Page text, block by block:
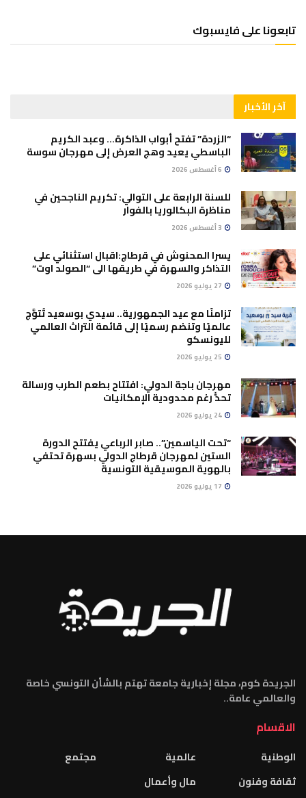
تابعونا على فايسبوك
آخر الأخبار
“الزردة” تفتح أبواب الذاكرة… وعبد الكريم
الباسطي يعيد وهج العرض إلى مهرجان سوسة
للسنة الرابعة على التوالي: تكريم الناجحين في
مناظرة البكالوريا بالفوار
يسرا المحنوش في قرطاج:اقبال استثنائي على
التذاكر والسهرة في طريقها الى “الصولد اوت”
تزامنًا مع عيد الجمهورية.. سيدي بوسعيد تُتوَّج
عالميًا وتنضم رسميًا إلى قائمة التراث العالمي
لليونسكو
مهرجان باجة الدولي: افتتاح بطعم الطرب ورسالة
تحدٍّ رغم محدودية الإمكانيات
“تحت الياسمين”.. صابر الرباعي يفتتح الدورة
الستين لمهرجان قرطاج الدولي بسهرة تحتفي
بالهوية الموسيقية التونسية
الجريدة كوم، مجلة إخبارية جامعة تهتم بالشأن التونسي خاصة
والعالمي عامة..
الاقسام
الوطنية
ثقافة وفنون
عالمية
مال وأعمال
مجتمع